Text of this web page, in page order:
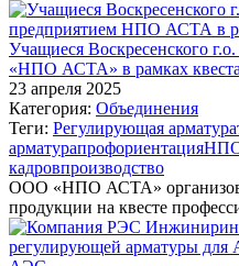
Учащиеся Воскресенского
«НПО АСТА» в рамках
23 апреля 2025
Категория: Объединения
Теги: Регулирующая арматура
арматурапрофориентация
кадровпроизводство
ООО «НПО АСТА»
продукции на квесте